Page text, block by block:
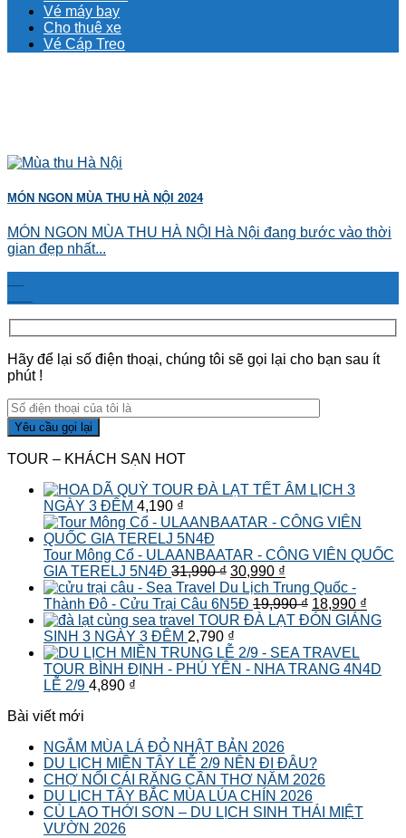
Vé máy bay
Cho thuê xe
Vé Cáp Treo
MÓN NGON MÙA THU HÀ NỘI 2024
MÓN NGON MÙA THU HÀ NỘI Hà Nội đang bước vào thời
gian đẹp nhất...
Hãy để lại số điện thoại, chúng tôi sẽ gọi lại cho bạn sau ít
phút !
TOUR – KHÁCH SẠN HOT
TOUR ĐÀ LẠT TẾT ÂM LỊCH 3
NGÀY 3 ĐÊM 4,190 ₫
Tour Mông Cổ - ULAANBAATAR - CÔNG VIÊN QUỐC
GIA TERELJ 5N4Đ 31,990₫ Giá
gốc
là:
31,990 ₫.
30,990 ₫
hiện
tại
là:
Du Lịch Trung Quốc -
Thành Đô - Cửu Trại Câu 6N5Đ 19,990₫ Giá
gốc
19,990 ₫.
18,990 ₫
hiện
TOUR ĐÀ LẠT ĐÓN GIÁNG
SINH 3 NGÀY 3 ĐÊM 2,790 ₫
TOUR BÌNH ĐỊNH - PHÚ YÊN - NHA TRANG 4N4D
LỄ 2/9 4,890 ₫
Bài viết mới
NGẮM MÙA LÁ ĐỎ NHẬT BẢN 2026
DU LỊCH MIỀN TÂY LỄ 2/9 NÊN ĐI ĐÂU?
CHỢ NỔI CÁI RĂNG CẦN THƠ NĂM 2026
DU LỊCH TÂY BẮC MÙA LÚA CHÍN 2026
CÙ LAO THỚI SƠN – DU LỊCH SINH THÁI MIỆT
VƯỜN 2026